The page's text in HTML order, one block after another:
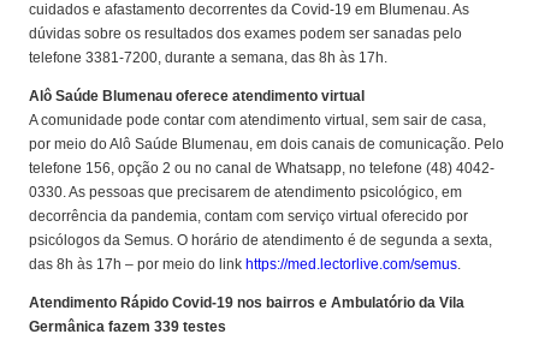
cuidados e afastamento decorrentes da Covid-19 em Blumenau. As
dúvidas sobre os resultados dos exames podem ser sanadas pelo
telefone 3381-7200, durante a semana, das 8h às 17h.
Alô Saúde Blumenau oferece atendimento virtual
A comunidade pode contar com atendimento virtual, sem sair de casa,
por meio do Alô Saúde Blumenau, em dois canais de comunicação. Pelo
telefone 156, opção 2 ou no canal de Whatsapp, no telefone (48) 4042-
0330. As pessoas que precisarem de atendimento psicológico, em
decorrência da pandemia, contam com serviço virtual oferecido por
psicólogos da Semus. O horário de atendimento é de segunda a sexta,
das 8h às 17h – por meio do link https://med.lectorlive.com/semus.
Atendimento Rápido Covid-19 nos bairros e Ambulatório da Vila
Germânica fazem 339 testes